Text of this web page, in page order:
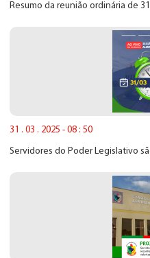
Resumo da reunião ordinária de
31 . 03 . 2025 - 08 : 50
Servidores do Poder Legislativo